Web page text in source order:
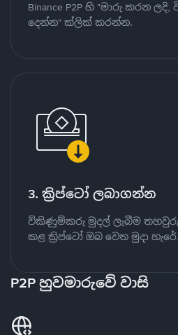
Binance P2P හි "මාරු කරන
දෙන්න" ක්ලික් කරන්න.
3. ක්‍රිප්ටෝ ලබාගන්න
විකිණුම්කරු මුදල් ලැබීම
කළ ක්‍රිප්ටෝ ඔබ වෙත මුදා හැරේ.
P2P හුවමාරුවේ වාසි